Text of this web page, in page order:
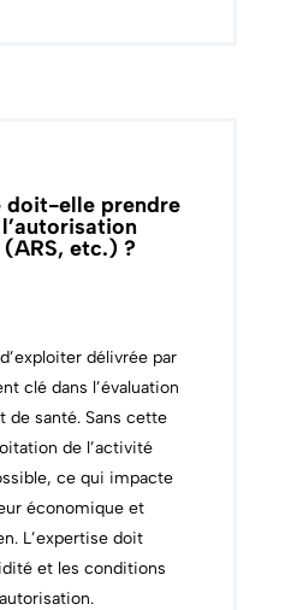
doit-elle prendre
etc.) ?
délivrée par
clé dans l’évaluation
de santé. Sans cette
de l’activité
ce qui impacte
économique et
L’expertise doit
et les conditions